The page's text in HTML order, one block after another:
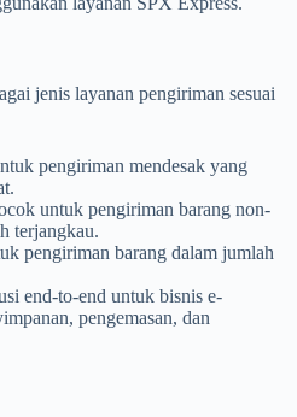
jenis layanan pengiriman sesuai
pengiriman mendesak yang
untuk pengiriman barang non-
terjangkau.
pengiriman barang dalam jumlah
end-to-end untuk bisnis e-
pengemasan, dan